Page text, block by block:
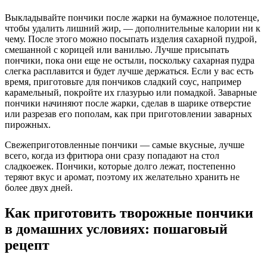
Выкладывайте пончики после жарки на бумажное полотенце,
чтобы удалить лишний жир, — дополнительные калории ни к
чему. После этого можно посыпать изделия сахарной пудрой,
смешанной с корицей или ванилью. Лучше присыпать
пончики, пока они еще не остыли, поскольку сахарная пудра
слегка расплавится и будет лучше держаться. Если у вас есть
время, приготовьте для пончиков сладкий соус, например
карамельный, покройте их глазурью или помадкой. Заварные
пончики начиняют после жарки, сделав в шарике отверстие
или разрезав его пополам, как при приготовлении заварных
пирожных.
Свежеприготовленные пончики — самые вкусные, лучше
всего, когда из фритюра они сразу попадают на стол
сладкоежек. Пончики, которые долго лежат, постепенно
теряют вкус и аромат, поэтому их желательно хранить не
более двух дней.
Как приготовить творожные пончики
в домашних условиях: пошаговый
рецепт